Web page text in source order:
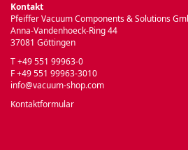
Kontakt
Pfeiffer Vacuum Components & Solutions
Anna-Vandenhoeck-Ring 44
37081 Göttingen
T +49 551 99963-0
F +49 551 99963-3010
info@vacuum-shop.com
Kontaktformular